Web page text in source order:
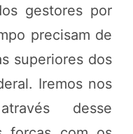
gestores por
precisam de
superiores dos
Iremos nos
desse